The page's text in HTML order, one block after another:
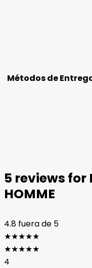
Métodos de
5 reviews for
HOMME
4.8 fuera de 5
★★★★★
★★★★★
4